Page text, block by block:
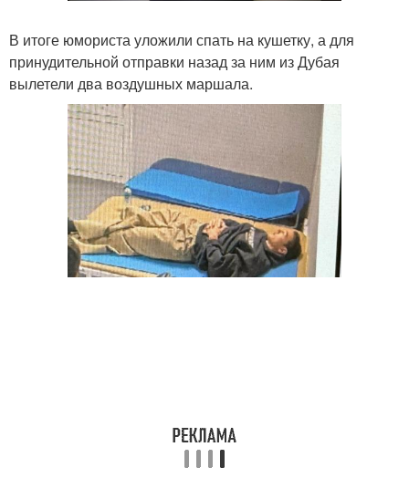
В итоге юмориста уложили спать на кушетку, а для
принудительной отправки назад за ним из Дубая
вылетели два воздушных маршала.